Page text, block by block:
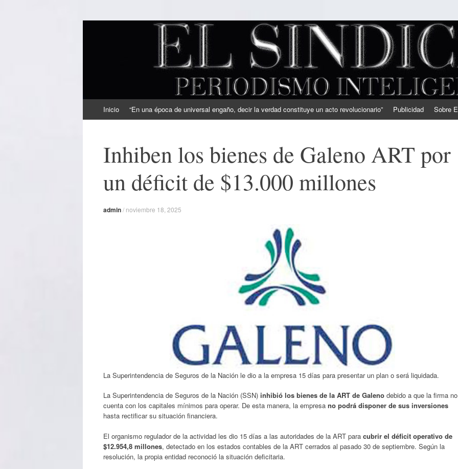
EL SINDICAL
Periodismo Inteligente
al
Inicio “En una época de universal engaño, decir la verdad constituye un acto revolucionario” Publicidad Sobre
Inhiben los bienes de Galeno ART por
un déficit de $13.000 millones
admin/ noviembre 18, 2025
La Superintendencia de Seguros de la Nación le dio a la empresa 15 días para presentar un plan o será liquidada.
La Superintendencia de Seguros de la Nación (SSN) inhibió los bienes de la ART de Galeno debido a que la firma no
cuenta con los capitales mínimos para operar. De esta manera, la empresa no podrá disponer de sus inversiones
hasta rectificar su situación financiera.
El organismo regulador de la actividad les dio 15 días a las autoridades de la ART para cubrir el déficit operativo de
$12.954,8 millones, detectado en los estados contables de la ART cerrados al pasado 30 de septiembre. Según la
resolución, la propia entidad reconoció la situación deficitaria.